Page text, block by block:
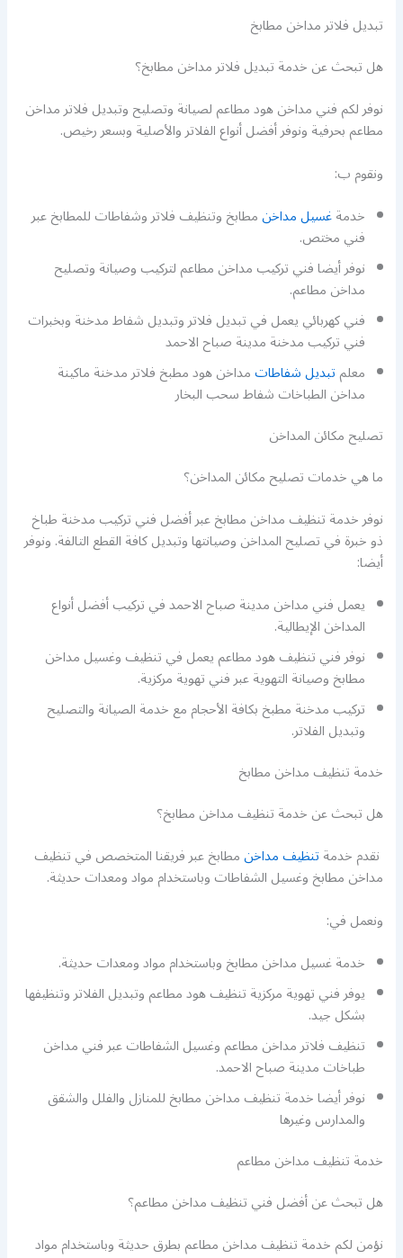
تبديل فلاتر مداخن مطابخ
هل تبحث عن خدمة تبديل فلاتر مداخن مطابخ؟
نوفر لكم فني مداخن هود مطاعم لصيانة وتصليح وتبديل فلاتر مداخن
مطاعم بحرفية ونوفر أفضل أنواع الفلاتر والأصلية وبسعر رخيص.
ونقوم ب:
خدمةغسيل مداخنمطابخ وتنظيف فلاتر وشفاطات للمطابخ عبر
فني مختص.
نوفر أيضا فني تركيب مداخن مطاعم لتركيب وصيانة وتصليح
مداخن مطاعم.
فني كهربائي يعمل في تبديل فلاتر وتبديل شفاط مدخنة وبخبرات
فني تركيب مدخنة مدينة صباح الاحمد
معلمتبديل شفاطاتمداخن هود مطبخ فلاتر مدخنة ماكينة
مداخن الطباخات شفاط سحب البخار
تصليح مكائن المداخن
ما هي خدمات تصليح مكائن المداخن؟
نوفر خدمة تنظيف مداخن مطابخ عبر أفضل فني تركيب مدخنة طباخ
ذو خبرة في تصليح المداخن وصيانتها وتبديل كافة القطع التالفة. ونوفر
أيضا:
يعمل فني مداخن مدينة صباح الاحمد في تركيب أفضل أنواع
المداخن الإيطالية.
نوفر فني تنظيف هود مطاعم يعمل في تنظيف وغسيل مداخن
مطابخ وصيانة التهوية عبر فني تهوية مركزية.
تركيب مدخنة مطبخ بكافة الأحجام مع خدمة الصيانة والتصليح
وتبديل الفلاتر.
خدمة تنظيف مداخن مطابخ
هل تبحث عن خدمة تنظيف مداخن مطابخ؟
نقدم خدمةتنظيف مداخنمطابخ عبر فريقنا المتخصص في تنظيف
مداخن مطابخ وغسيل الشفاطات وباستخدام مواد ومعدات حديثة.
ونعمل في:
خدمة غسيل مداخن مطابخ وباستخدام مواد ومعدات حديثة.
يوفر فني تهوية مركزية تنظيف هود مطاعم وتبديل الفلاتر وتنظيفها
بشكل جيد.
تنظيف فلاتر مداخن مطاعم وغسيل الشفاطات عبر فني مداخن
طباخات مدينة صباح الاحمد.
نوفر أيضا خدمة تنظيف مداخن مطابخ للمنازل والفلل والشقق
والمدارس وغيرها
خدمة تنظيف مداخن مطاعم
هل تبحث عن أفضل فني تنظيف مداخن مطاعم؟
نؤمن لكم خدمة تنظيف مداخن مطاعم بطرق حديثة وباستخدام مواد